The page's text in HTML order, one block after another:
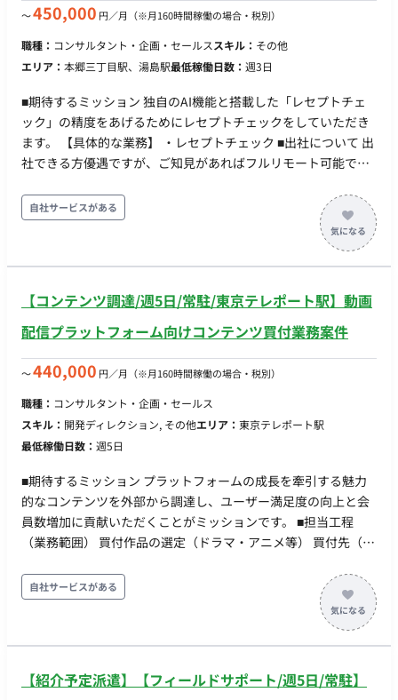
〜450,000 円／月 （※月160時間稼働の場合・税別）
職種： コンサルタント・企画・セールススキル： その他
エリア： 本郷三丁目駅、湯島駅最低稼働日数： 週3日
■期待するミッション 独自のAI機能と搭載した「レセプトチェ
ック」の精度をあげるためにレセプトチェックをしていただき
ます。 【具体的な業務】 ・レセプトチェック ■出社について 出
社できる方優遇ですが、ご知見があればフルリモート可能で
自社サービスがある
【コンテンツ調達/週5日/常駐/東京テレポート駅】動画
配信プラットフォーム向けコンテンツ買付業務案件
〜440,000 円／月 （※月160時間稼働の場合・税別）
職種： コンサルタント・企画・セールス
スキル： 開発ディレクション, その他エリア： 東京テレポート駅
最低稼働日数： 週5日
■期待するミッション プラットフォームの成長を牽引する魅力
的なコンテンツを外部から調達し、ユーザー満足度の向上と会
員数増加に貢献いただくことがミッションです。 ■担当工程
（業務範囲） 買付作品の選定（ドラマ・アニメ等） 買付先（制
ンド分析 契約書の作成・締結支援および権利管理業務 ■チーム
体制 配属部署のメンバーと連携しながら業務を進めていただき
レンドに基づいた作品のピックアップから、権利元へのアプロ
て主体的に動いていただきます。 ■開発環境（言語、FW、DB、
自社サービスがある
【紹介予定派遣】【フィールドサポート/週5日/常駐】